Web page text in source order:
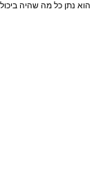
הוא נתן כל מה שהיה